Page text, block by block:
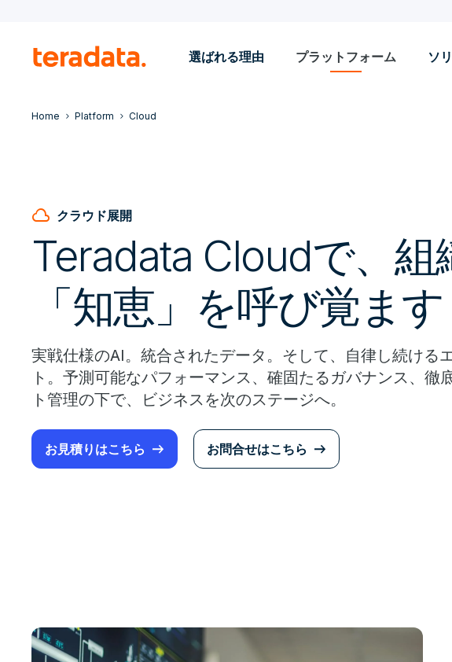
選ばれる理由 プラットフォーム ソ
Home Platform Cloud
cloud クラウド展開
Teradata Cloudで、組
「知恵」を呼び覚ます
実戦仕様のAI。統合されたデータ。そして、自律し続ける
ト。予測可能なパフォーマンス、確固たるガバナンス、徹
ト管理の下で、ビジネスを次のステージへ。
お見積りはこちら お問合せはこちら